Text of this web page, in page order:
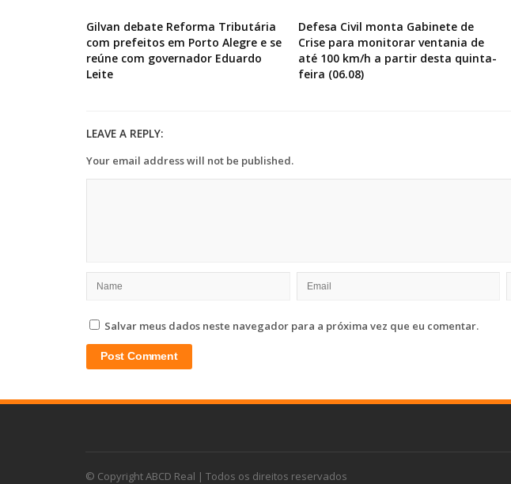
Gilvan debate Reforma Tributária
com prefeitos em Porto Alegre e se
reúne com governador Eduardo
Leite
Defesa Civil monta Gabinete de
Crise para monitorar ventania de
até 100 km/h a partir desta quinta-
feira (06.08)
LEAVE A REPLY:
Your email address will not be published.
Salvar meus dados neste navegador para a próxima vez que eu comentar.
© Copyright ABCD Real | Todos os direitos reservados